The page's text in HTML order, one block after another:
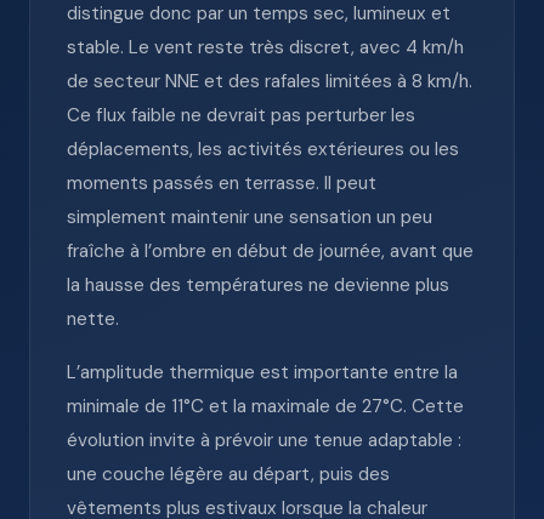
distingue donc par un temps sec, lumineux et
stable. Le vent reste très discret, avec 4 km/h
de secteur NNE et des rafales limitées à 8 km/h.
Ce flux faible ne devrait pas perturber les
déplacements, les activités extérieures ou les
moments passés en terrasse. Il peut
simplement maintenir une sensation un peu
fraîche à l’ombre en début de journée, avant que
la hausse des températures ne devienne plus
nette.
L’amplitude thermique est importante entre la
minimale de 11°C et la maximale de 27°C. Cette
évolution invite à prévoir une tenue adaptable :
une couche légère au départ, puis des
vêtements plus estivaux lorsque la chaleur